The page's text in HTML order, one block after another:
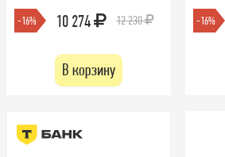
-16% 10 274 12 230
В корзину
-16%